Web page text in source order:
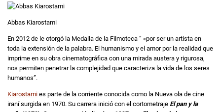
Abbas Kiarostami
En 2012 de le otorgó la Medalla de la Filmoteca ” «por ser un artista en
toda la extensión de la palabra. El humanismo y el amor por la realidad que
imprime en su obra cinematográfica con una mirada austera y rigurosa,
nos permiten penetrar la complejidad que caracteriza la vida de los seres
humanos”.
Kiarostami es parte de la corriente conocida como la Nueva ola de cine
iraní surgida en 1970. Su carrera inició con el cortometraje El pan y la